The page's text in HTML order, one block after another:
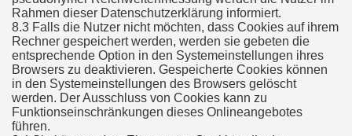
Rahmen dieser Datenschutzerklärung informiert.
8.3 Falls die Nutzer nicht möchten, dass Cookies auf ihrem
Rechner gespeichert werden, werden sie gebeten die
entsprechende Option in den Systemeinstellungen ihres
Browsers zu deaktivieren. Gespeicherte Cookies können
in den Systemeinstellungen des Browsers gelöscht
werden. Der Ausschluss von Cookies kann zu
Funktionseinschränkungen dieses Onlineangebotes
führen.